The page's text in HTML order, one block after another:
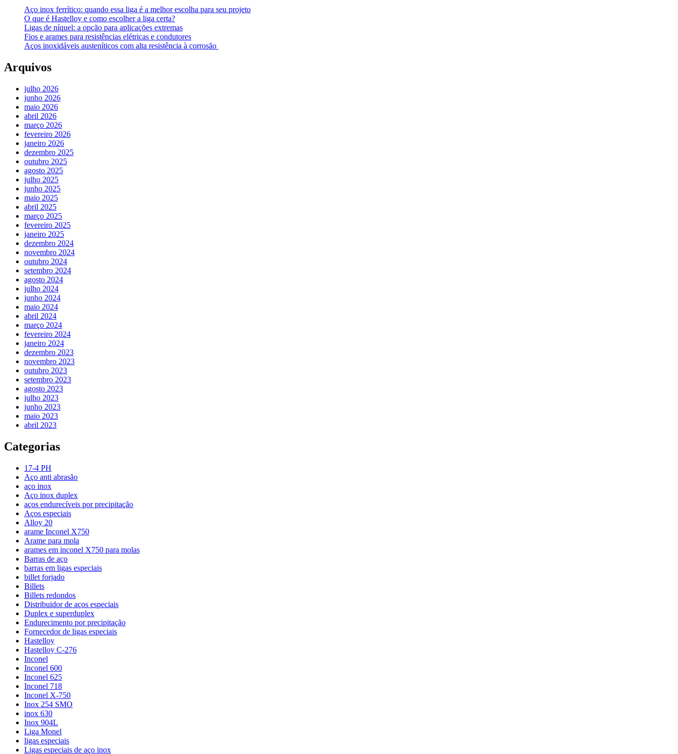
Aço inox ferrítico: quando essa liga é a melhor escolha para seu projeto
O que é Hastelloy e como escolher a liga certa?
Ligas de níquel: a opção para aplicações extremas
Fios e arames para resistências elétricas e condutores
Aços inoxidáveis austeníticos com alta resistência à corrosão
Arquivos
julho 2026
junho 2026
maio 2026
abril 2026
março 2026
fevereiro 2026
janeiro 2026
dezembro 2025
outubro 2025
agosto 2025
julho 2025
junho 2025
maio 2025
abril 2025
março 2025
fevereiro 2025
janeiro 2025
dezembro 2024
novembro 2024
outubro 2024
setembro 2024
agosto 2024
julho 2024
junho 2024
maio 2024
abril 2024
março 2024
fevereiro 2024
janeiro 2024
dezembro 2023
novembro 2023
outubro 2023
setembro 2023
agosto 2023
julho 2023
junho 2023
maio 2023
abril 2023
Categorias
17-4 PH
Aço anti abrasão
aço inox
Aço inox duplex
aços endurecíveis por precipitação
Aços especiais
Alloy 20
arame Inconel X750
Arame para mola
arames em inconel X750 para molas
Barras de aço
barras em ligas especiais
billet forjado
Billets
Billets redondos
Distribuidor de aços especiais
Duplex e superduplex
Endurecimento por precipitação
Fornecedor de ligas especiais
Hastelloy
Hastelloy C-276
Inconel
Inconel 600
Inconel 625
Inconel 718
Inconel X-750
Inox 254 SMO
inox 630
Inox 904L
Liga Monel
ligas especiais
Ligas especiais de aço inox